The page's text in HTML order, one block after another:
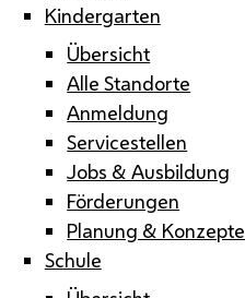
Kindergarten
Übersicht
Alle Standorte
Anmeldung
Servicestellen
Jobs & Ausbildung
Förderungen
Planung & Konzepte
Schule